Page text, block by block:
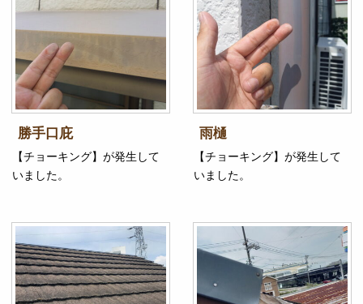
勝手口庇
【チョーキング】が発生して
いました。
雨樋
【チョーキング】が発生して
いました。